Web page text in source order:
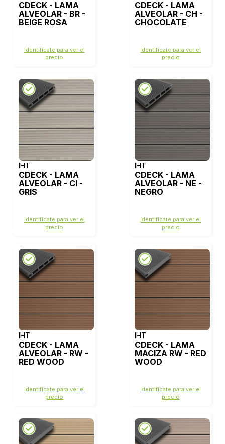
CDECK - LAMA
ALVEOLAR - BR -
BEIGE ROSA
Identifícate para ver el
precio
CDECK - LAMA
ALVEOLAR - CH -
CHOCOLATE
Identifícate para ver el
precio
IHT
CDECK - LAMA
ALVEOLAR - CI -
GRIS
Identifícate para ver el
precio
IHT
CDECK - LAMA
ALVEOLAR - NE -
NEGRO
Identifícate para ver el
precio
IHT
CDECK - LAMA
ALVEOLAR - RW -
RED WOOD
Identifícate para ver el
precio
IHT
CDECK - LAMA
MACIZA RW - RED
WOOD
Identifícate para ver el
precio